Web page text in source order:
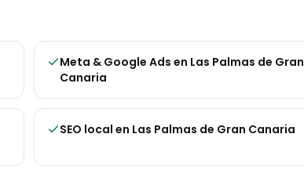
Meta & Google Ads en Las Palmas de Gran
Canaria
SEO local en Las Palmas de Gran Canaria